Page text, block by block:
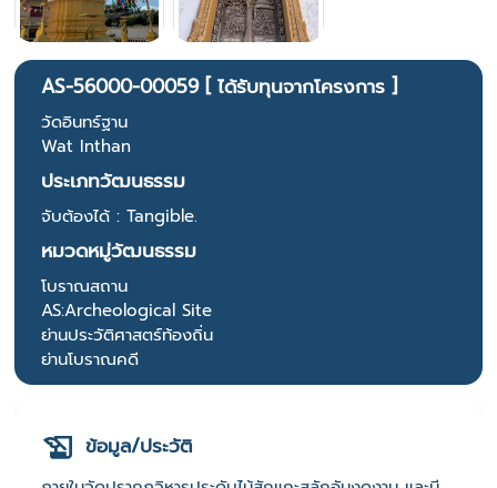
AS-56000-00059 [ ได้รับทุนจากโครงการ ]
วัดอินทร์ฐาน
Wat Inthan
ประเภทวัฒนธรรม
จับต้องได้ : Tangible.
หมวดหมู่วัฒนธรรม
โบราณสถาน
AS:Archeological Site
ย่านประวัติศาสตร์ท้องถิ่น
ย่านโบราณคดี
ข้อมูล/ประวัติ